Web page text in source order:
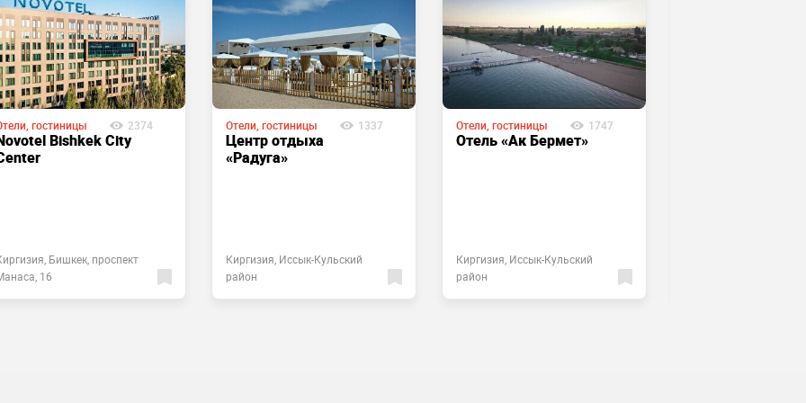
гостиницы 2374
Bishkek City
Бишкек, проспект
16
Отели, гостиницы 1337
Центр отдыха
«Радуга»
Киргизия, Иссык-Кульский
район
Отели, гостиницы 1747
Отель «Ак Бермет»
Киргизия, Иссык-Кульский
район